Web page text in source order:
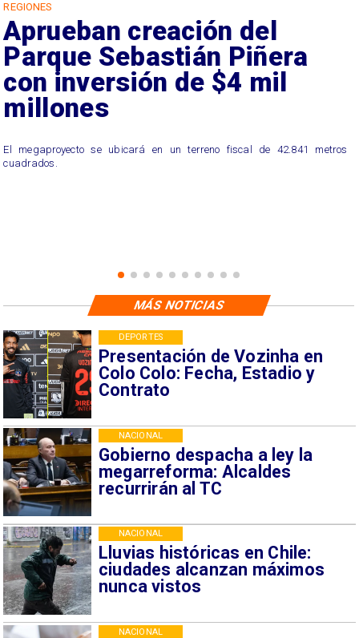
REGIONES
Aprueban creación del
Parque Sebastián Piñera
con inversión de $4 mil
millones
El megaproyecto se ubicará en un terreno fiscal de 42.841 metros
cuadrados.
Presentación de Vozinha en
Colo Colo: Fecha, Estadio y
Contrato
DEPORTES
Gobierno despacha a ley la
megarreforma: Alcaldes
recurrirán al TC
NACIONAL
Lluvias históricas en Chile:
ciudades alcanzan máximos
nunca vistos
NACIONAL
NACIONAL
MÁS NOTICIAS